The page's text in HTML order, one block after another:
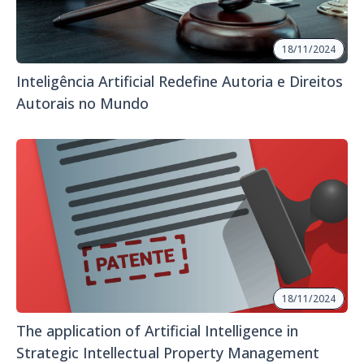
18/11/2024
Inteligência Artificial Redefine Autoria e Direitos
Autorais no Mundo
18/11/2024
The application of Artificial Intelligence in
Strategic Intellectual Property Management